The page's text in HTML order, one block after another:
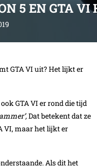
5 EN GTA
GTA VI uit? Het lijkt er
GTA VI er rond die tijd
Dat betekent dat ze
VI, maar het lijkt er
Als dit het